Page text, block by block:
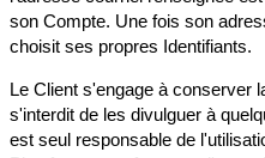
son Compte. Une fois son
choisit ses propres Identifiants.
Le Client s'engage à conserver
s'interdit de les divulguer à
est seul responsable de